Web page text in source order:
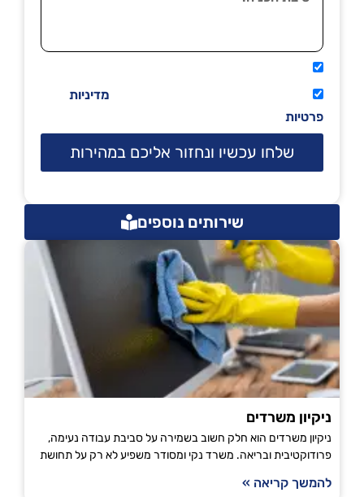
מדיניות
פרטיות
שלחו עכשיו ונחזור אליכם במהירות
שירותים נוספים
ניקיון משרדים
ניקיון משרדים הוא חלק חשוב בשמירה על סביבת עבודה נעימה,
פרודוקטיבית ובריאה. משרד נקי ומסודר משפיע לא רק על תחושת
להמשך קריאה »